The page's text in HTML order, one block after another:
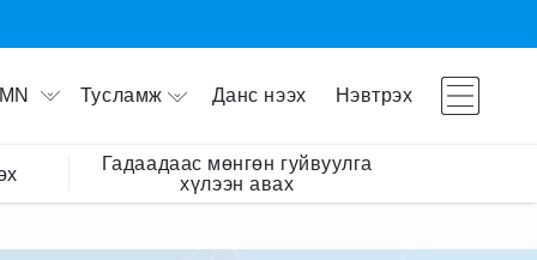
Тусламж Данс нээх Нэвтрэх
Гадаадаас мөнгөн гуйвуулга
хүлээн авах